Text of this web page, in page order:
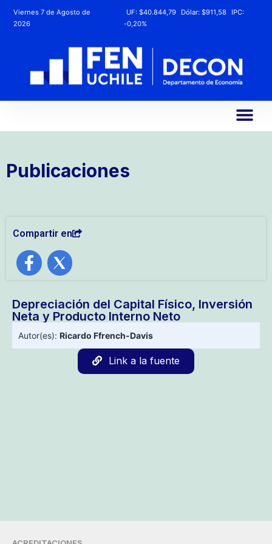
Viernes 7 de Agosto de
2026
UF:$40.844,79 Dólar:$911,58
IPC:
-0,20%
Publicaciones
Compartir en
Depreciación del Capital Físico, Inversión
Neta y Producto Interno Neto
Autor(es): Ricardo Ffrench-Davis
Link a la fuente